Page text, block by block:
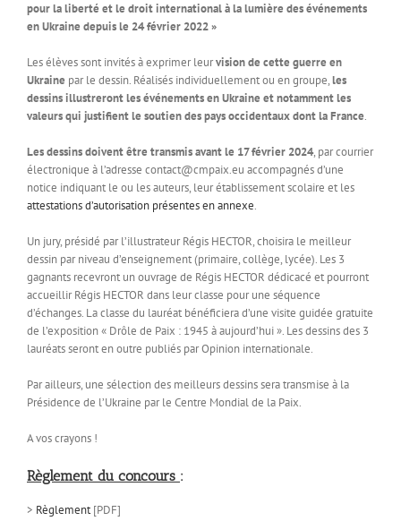
pour la liberté et le droit international à la lumière des événements
en Ukraine depuis le 24 février 2022 »
Les élèves sont invités à exprimer leurvision de cette guerre en
Ukraine par le dessin. Réalisés individuellement ou en groupe,les
dessins illustreront les événements en Ukraine et notamment les
valeurs qui justifient le soutien des pays occidentaux dont la France.
Les dessins doivent être transmis avant le 17 février 2024, par courrier
électronique à l’adresse contact@cmpaix.eu accompagnés d’une
notice indiquant le ou les auteurs, leur établissement scolaire et les
attestations d’autorisation présentes en annexe.
Un jury, présidé par l’illustrateur Régis HECTOR, choisira le meilleur
dessin par niveau d’enseignement (primaire, collège, lycée). Les 3
gagnants recevront un ouvrage de Régis HECTOR dédicacé et pourront
accueillir Régis HECTOR dans leur classe pour une séquence
d’échanges. La classe du lauréat bénéficiera d’une visite guidée gratuite
de l’exposition « Drôle de Paix : 1945 à aujourd’hui ». Les dessins des 3
lauréats seront en outre publiés par Opinion internationale.
Par ailleurs, une sélection des meilleurs dessins sera transmise à la
Présidence de l’Ukraine par le Centre Mondial de la Paix.
A vos crayons !
Règlement du concours :
> Règlement[PDF]